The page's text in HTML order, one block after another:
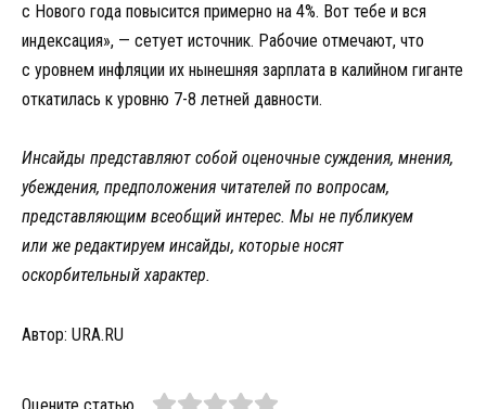
с Нового года повысится примерно на 4%. Вот тебе и вся
индексация», — сетует источник. Рабочие отмечают, что
с уровнем инфляции их нынешняя зарплата в калийном гиганте
откатилась к уровню 7-8 летней давности.
Инсайды представляют собой оценочные суждения, мнения,
убеждения, предположения читателей по вопросам,
представляющим всеобщий интерес. Мы не публикуем
или же редактируем инсайды, которые носят
оскорбительный характер.
Автор: URA.RU
Оцените статью